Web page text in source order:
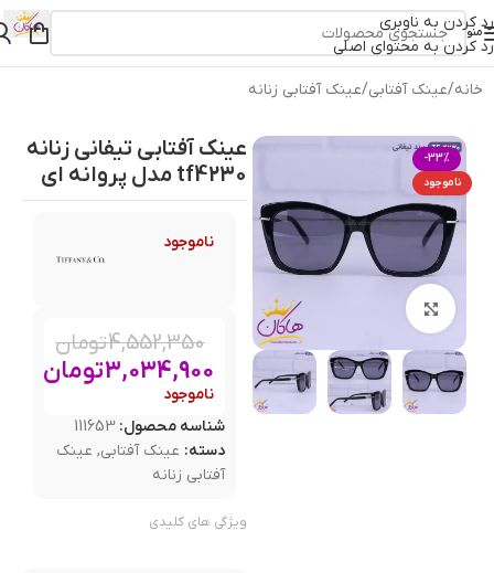
رد کردن به ناوبری
رد کردن به محتوای اصلی
منو
خانه/عینک آفتابی/عینک آفتابی زنانه
-33%
ناموجود
بزرگنمایی تصویر
عینک آفتابی تیفانی زنانه
tf4230 مدل پروانه ای
ناموجود
4,552,350تومان
3,034,900تومان
ناموجود
شناسه محصول: 111653
دسته: عینک آفتابی, عینک
آفتابی زنانه
ویژگی های کلیدی